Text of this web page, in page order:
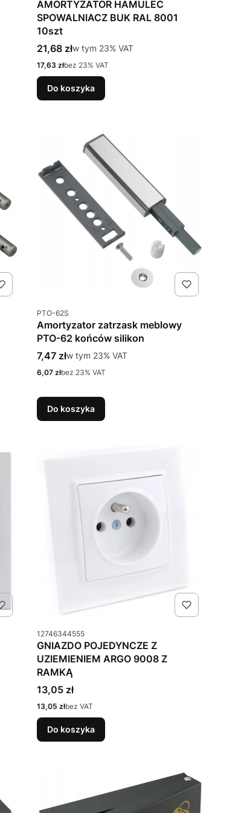
AMORTYZATOR HAMULEC
SPOWALNIACZ BUK RAL 8001
10szt
Cena brutto
21,68 złw tym %s VAT
w tym 23% VAT
Cena netto
17,63 złbez 23% VAT
Do koszyka
Kod produktu
PTO-62S
Amortyzator zatrzask meblowy
PTO-62 końców silikon
Cena brutto
7,47 złw tym %s VAT
w tym 23% VAT
Cena netto
6,07 złbez 23% VAT
Do koszyka
Kod produktu
12746344555
GNIAZDO POJEDYNCZE Z
UZIEMIENIEM ARGO 9008 Z
RAMKĄ
Cena
13,05 zł
Cena
13,05 złbez VAT
Do koszyka